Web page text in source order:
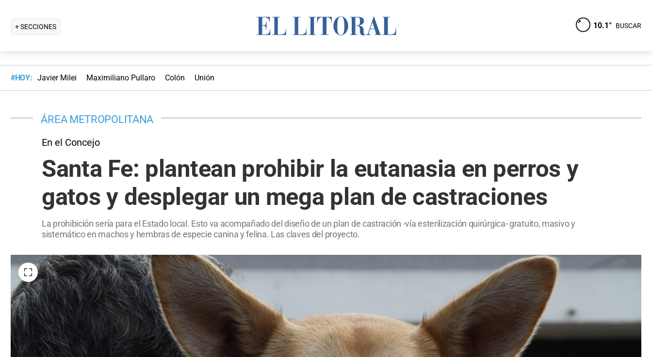
+ SECCIONES 10.1° BUSCAR
#HOY: Javier Milei Maximiliano Pullaro Colón Unión
ÁREA METROPOLITANA
En el Concejo
Santa Fe: plantean prohibir la eutanasia en perros y
gatos y desplegar un mega plan de castraciones
La prohibición sería para el Estado local. Esto va acompañado del diseño de un plan de castración -vía esterilización quirúrgica- gratuito, masivo y
sistemático en machos y hembras de especie canina y felina. Las claves del proyecto.